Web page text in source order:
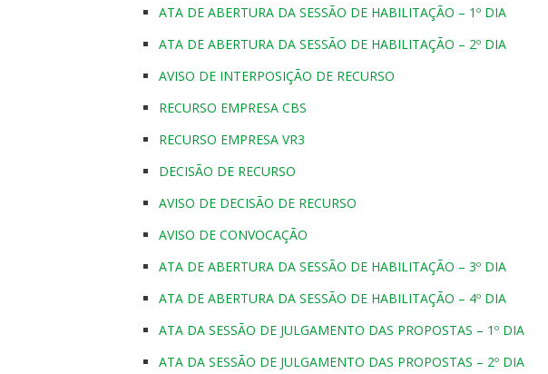
ATA DE ABERTURA DA SESSÃO DE HABILITAÇÃO – 1º DIA
ATA DE ABERTURA DA SESSÃO DE HABILITAÇÃO – 2º DIA
AVISO DE INTERPOSIÇÃO DE RECURSO
RECURSO EMPRESA CBS
RECURSO EMPRESA VR3
DECISÃO DE RECURSO
AVISO DE DECISÃO DE RECURSO
AVISO DE CONVOCAÇÃO
ATA DE ABERTURA DA SESSÃO DE HABILITAÇÃO – 3º DIA
ATA DE ABERTURA DA SESSÃO DE HABILITAÇÃO – 4º DIA
ATA DA SESSÃO DE JULGAMENTO DAS PROPOSTAS – 1º DIA
ATA DA SESSÃO DE JULGAMENTO DAS PROPOSTAS – 2º DIA